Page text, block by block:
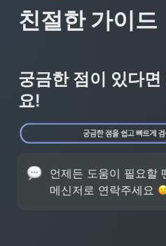
친절한 가이드
궁금한 점이 있다면
요!
언제든 도움이 필요할
메신저로 연락주세요